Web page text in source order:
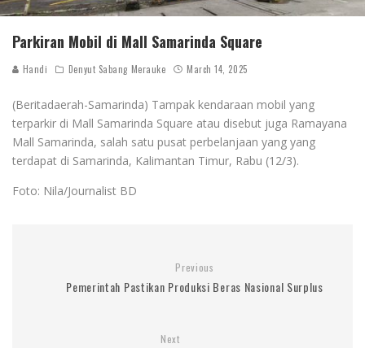
Parkiran Mobil di Mall Samarinda Square
Handi Denyut Sabang Merauke March 14, 2025
(Beritadaerah-Samarinda) Tampak kendaraan mobil yang
terparkir di Mall Samarinda Square atau disebut juga Ramayana
Mall Samarinda, salah satu pusat perbelanjaan yang yang
terdapat di Samarinda, Kalimantan Timur, Rabu (12/3).
Foto: Nila/Journalist BD
Previous
Pemerintah Pastikan Produksi Beras Nasional Surplus
Next